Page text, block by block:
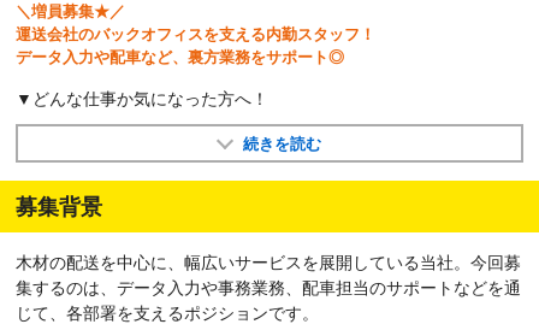
＼増員募集★／
運送会社のバックオフィスを支える内勤スタッフ！
データ入力や配車など、裏方業務をサポート◎
▼どんな仕事か気になった方へ！
続きを読む
募集背景
木材の配送を中心に、幅広いサービスを展開している当社。今回募
集するのは、データ入力や事務業務、配車担当のサポートなどを通
じて、各部署を支えるポジションです。